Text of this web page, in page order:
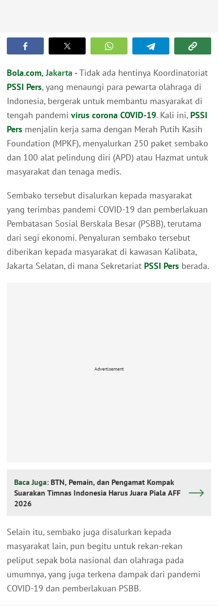
Bola.com, Jakarta -Tidak ada hentinya Koordinatoriat
PSSI Pers, yang menaungi para pewarta olahraga di
Indonesia, bergerak untuk membantu masyarakat di
tengah pandemi virus corona COVID-19. Kali ini, PSSI
Pers menjalin kerja sama dengan Merah Putih Kasih
Foundation (MPKF), menyalurkan 250 paket sembako
dan 100 alat pelindung diri (APD) atau Hazmat untuk
masyarakat dan tenaga medis.
Sembako tersebut disalurkan kepada masyarakat
yang terimbas pandemi COVID-19 dan pemberlakuan
Pembatasan Sosial Berskala Besar (PSBB), terutama
dari segi ekonomi. Penyaluran sembako tersebut
diberikan kepada masyarakat di kawasan Kalibata,
Jakarta Selatan, di mana Sekretariat PSSI Pers berada.
Advertisement
Baca Juga: BTN, Pemain, dan Pengamat Kompak
Suarakan Timnas Indonesia Harus Juara Piala AFF
2026
Selain itu, sembako juga disalurkan kepada
masyarakat lain, pun begitu untuk rekan-rekan
peliput sepak bola nasional dan olahraga pada
umumnya, yang juga terkena dampak dari pandemi
COVID-19 dan pemberlakuan PSBB.